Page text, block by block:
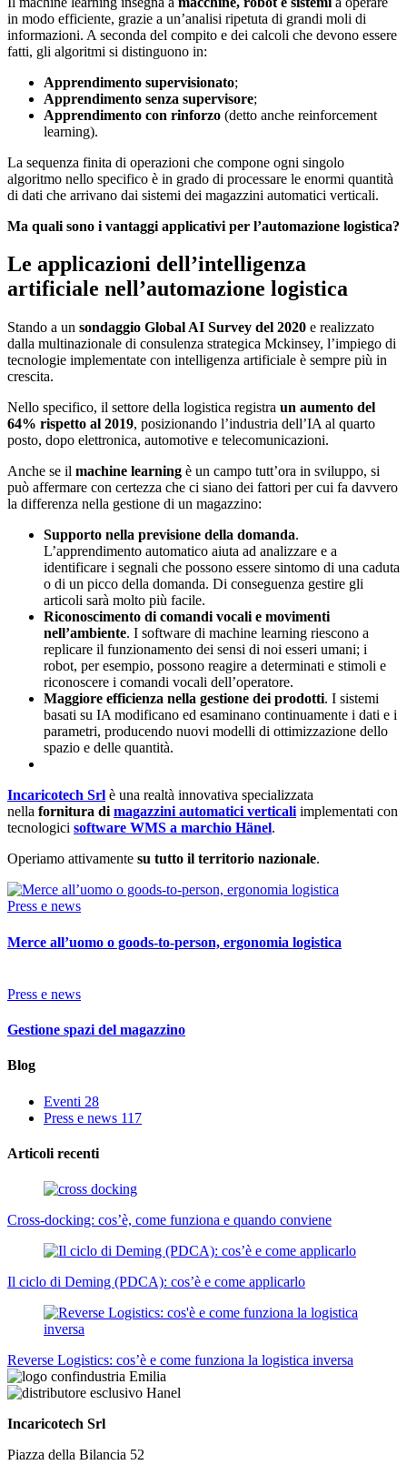
in modo efficiente, grazie a un’analisi ripetuta di grandi moli di
informazioni. A seconda del compito e dei calcoli che devono essere
fatti, gli algoritmi si distinguono in:
Apprendimento supervisionato;
Apprendimento senza supervisore;
Apprendimento con rinforzo (detto anche reinforcement
learning).
La sequenza finita di operazioni che compone ogni singolo
algoritmo nello specifico è in grado di processare le enormi quantità
di dati che arrivano dai sistemi dei magazzini automatici verticali.
Ma quali sono i vantaggi applicativi per l’automazione logistica?
Le applicazioni dell’intelligenza
artificiale nell’automazione logistica
Stando a un sondaggio Global AI Survey del 2020 e realizzato
dalla multinazionale di consulenza strategica Mckinsey, l’impiego di
tecnologie implementate con intelligenza artificiale è sempre più in
crescita.
Nello specifico, il settore della logistica registra un aumento del
64% rispetto al 2019, posizionando l’industria dell’IA al quarto
posto, dopo elettronica, automotive e telecomunicazioni.
Anche se il machine learning è un campo tutt’ora in sviluppo, si
può affermare con certezza che ci siano dei fattori per cui fa davvero
la differenza nella gestione di un magazzino:
Supporto nella previsione della domanda.
L’apprendimento automatico aiuta ad analizzare e a
identificare i segnali che possono essere sintomo di una caduta
o di un picco della domanda. Di conseguenza gestire gli
articoli sarà molto più facile.
Riconoscimento di comandi vocali e movimenti
nell’ambiente. I software di machine learning riescono a
replicare il funzionamento dei sensi di noi esseri umani; i
robot, per esempio, possono reagire a determinati e stimoli e
riconoscere i comandi vocali dell’operatore.
Maggiore efficienza nella gestione dei prodotti. I sistemi
basati su IA modificano ed esaminano continuamente i dati e i
parametri, producendo nuovi modelli di ottimizzazione dello
spazio e delle quantità.
Incaricotech Srl è una realtà innovativa specializzata
nella fornitura di magazzini automatici verticali implementati con
tecnologici software WMS a marchio Hänel.
Operiamo attivamente su tutto il territorio nazionale.
Press e news
Merce all’uomo o goods-to-person, ergonomia logistica
Press e news
Gestione spazi del magazzino
Blog
Eventi 28
Press e news 117
Articoli recenti
Cross-docking: cos’è, come funziona e quando conviene
Il ciclo di Deming (PDCA): cos’è e come applicarlo
Reverse Logistics: cos’è e come funziona la logistica inversa
Incaricotech Srl
Piazza della Bilancia 52